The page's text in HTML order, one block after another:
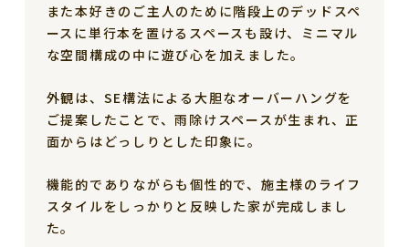
また本好きのご主人のために階段上のデッドスペ
ースに単行本を置けるスペースも設け、ミニマル
な空間構成の中に遊び心を加えました。
外観は、SE構法による大胆なオーバーハングを
ご提案したことで、雨除けスペースが生まれ、正
面からはどっしりとした印象に。
機能的でありながらも個性的で、施主様のライフ
スタイルをしっかりと反映した家が完成しまし
た。